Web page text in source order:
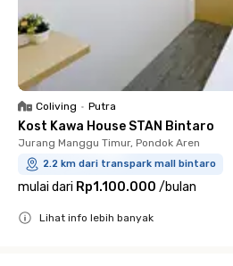
Coliving • Putra
Kost Kawa House STAN Bintaro
Jurang Manggu Timur, Pondok Aren
2.2 km dari transpark mall bintaro
mulai dari Rp1.100.000 /bulan
Lihat info lebih banyak